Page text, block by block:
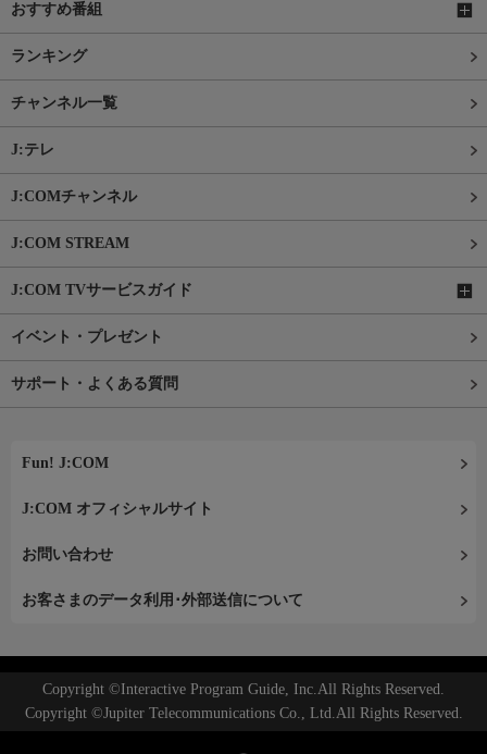
おすすめ番組
ランキング
チャンネル一覧
J:テレ
J:COMチャンネル
J:COM STREAM
J:COM TVサービスガイド
イベント・プレゼント
サポート・よくある質問
Fun! J:COM
J:COM オフィシャルサイト
お問い合わせ
お客さまのデータ利用･外部送信について
Copyright ©Interactive Program Guide, Inc.All Rights Reserved.
Copyright ©Jupiter Telecommunications Co., Ltd.All Rights Reserved.